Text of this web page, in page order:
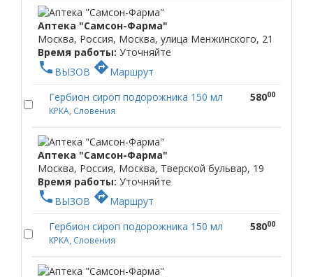
Аптека "Самсон-Фарма"
Москва, Россия, Москва, улица Менжинского, 21
Время работы: Уточняйте
phone ВЫЗОВ directionsМаршрут
Гербион сироп подорожника 150 мл
КРКА, Словения
58000
Аптека "Самсон-Фарма"
Москва, Россия, Москва, Тверской бульвар, 19
Время работы: Уточняйте
phone ВЫЗОВ directionsМаршрут
Гербион сироп подорожника 150 мл
КРКА, Словения
58000